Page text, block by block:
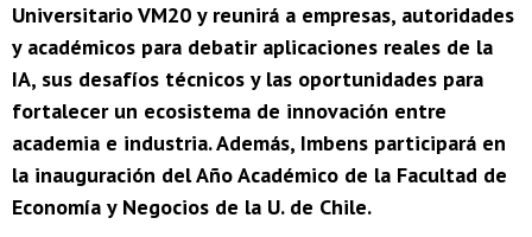
Universitario VM20 y reunirá a empresas, autoridades
y académicos para debatir aplicaciones reales de la
IA, sus desafíos técnicos y las oportunidades para
fortalecer un ecosistema de innovación entre
academia e industria. Además, Imbens participará en
la inauguración del Año Académico de la Facultad de
Economía y Negocios de la U. de Chile.